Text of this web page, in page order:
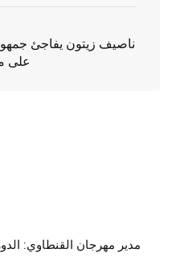
ناصيف زيتون يفاجئ
على
مدير مهرجان القنطاوي: الدورة 42 مهددة بسبب تأخر